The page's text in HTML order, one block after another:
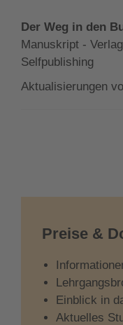
Der Weg in den
Manuskript -
Selfpublishing
Aktualisierungen
Preise &
Einblick in
Aktuelles